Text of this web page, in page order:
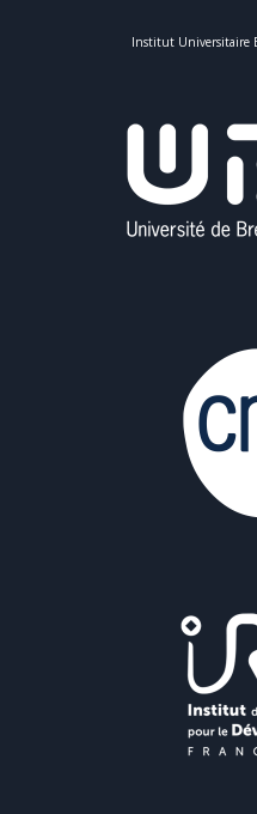
Institut Universitaire